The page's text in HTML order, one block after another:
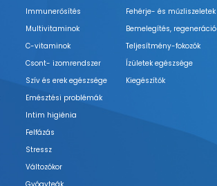
Immunerősítés
Multivitaminok
C-vitaminok
Csont- izomrendszer
Szív és erek egészsége
Emésztési problémák
Intim higiénia
Felfázás
Stressz
Változókor
Fehérje- és műzliszeletek
Bemelegítés, regeneráció
Teljesítmény-fokozók
Ízületek egészsége
Kiegészítők